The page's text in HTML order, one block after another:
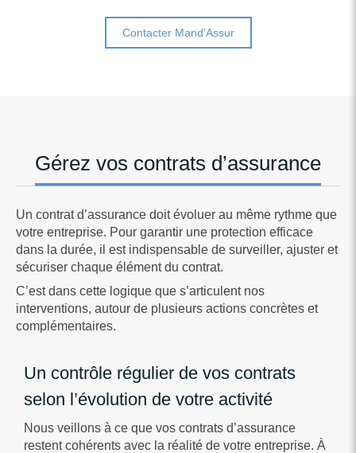
Contacter Mand’Assur
Gérez vos contrats d’assurance
Un contrat d’assurance doit évoluer au même rythme que
votre entreprise. Pour garantir une protection efficace
dans la durée, il est indispensable de surveiller, ajuster et
sécuriser chaque élément du contrat.
C’est dans cette logique que s’articulent nos
interventions, autour de plusieurs actions concrètes et
complémentaires.
Un contrôle régulier de vos contrats
selon l’évolution de votre activité
Nous veillons à ce que vos contrats d’assurance
restent cohérents avec la réalité de votre entreprise. À